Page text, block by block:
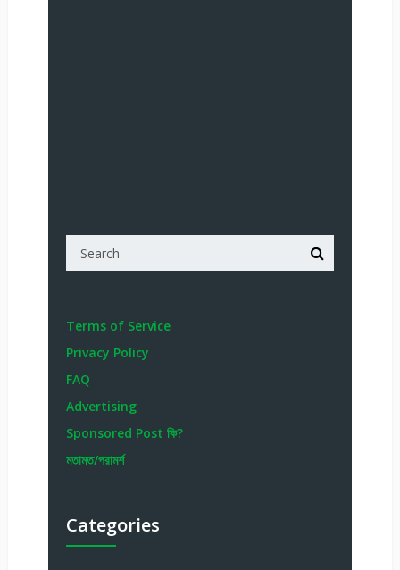
Terms of Service
Privacy Policy
FAQ
Advertising
Sponsored Post কি?
মতামত/পরামর্শ
Categories